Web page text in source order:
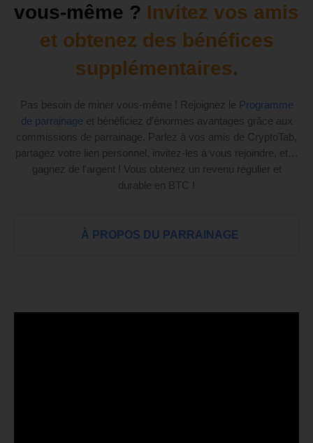
vous-même ? Invitez vos amis
et obtenez des bénéfices
supplémentaires.
Pas besoin de miner vous-même ! Rejoignez le Programme
de parrainage et bénéficiez d'énormes avantages grâce aux
commissions de parrainage. Parlez à vos amis de CryptoTab,
partagez votre lien personnel, invitez-les à vous rejoindre, et…
gagnez de l'argent ! Vous obtenez un revenu régulier et
durable en BTC !
À PROPOS DU PARRAINAGE